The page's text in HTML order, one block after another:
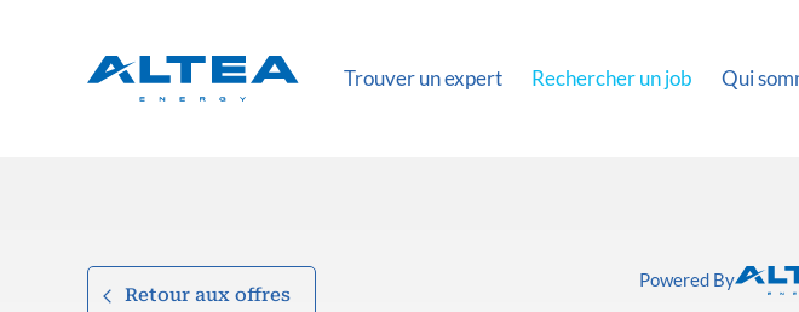
Trouver un expert Rechercher un job Qui
Retour aux offres
Powered By